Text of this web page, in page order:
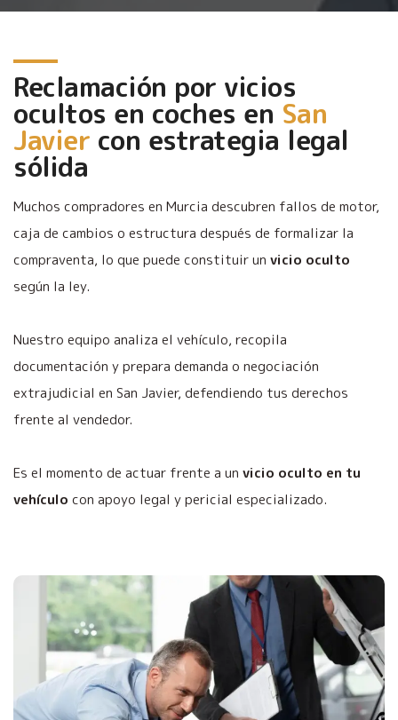
Reclamación por vicios
ocultos en coches en San
Javier con estrategia legal
sólida
Muchos compradores en Murcia descubren fallos de motor,
caja de cambios o estructura después de formalizar la
compraventa, lo que puede constituir un vicio oculto
según la ley.
Nuestro equipo analiza el vehículo, recopila
documentación y prepara demanda o negociación
extrajudicial en San Javier, defendiendo tus derechos
frente al vendedor.
Es el momento de actuar frente a un vicio oculto en tu
vehículo con apoyo legal y pericial especializado.